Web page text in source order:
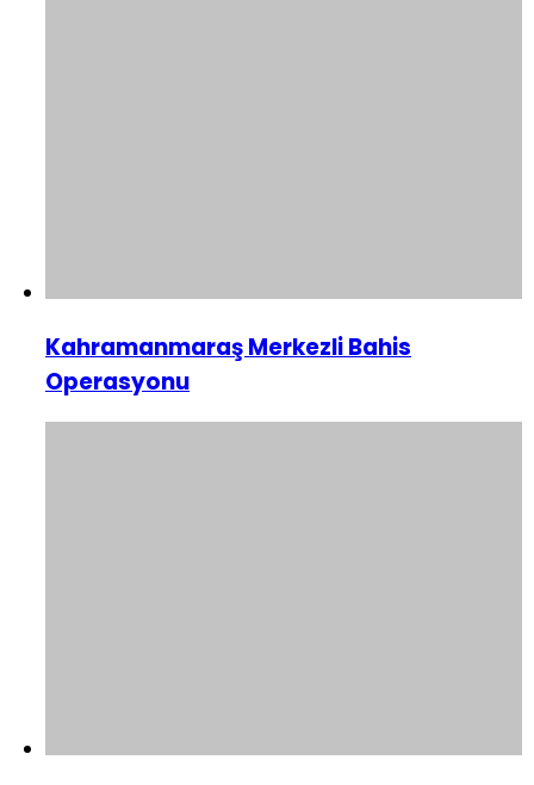
Kahramanmaraş Merkezli Bahis
Operasyonu